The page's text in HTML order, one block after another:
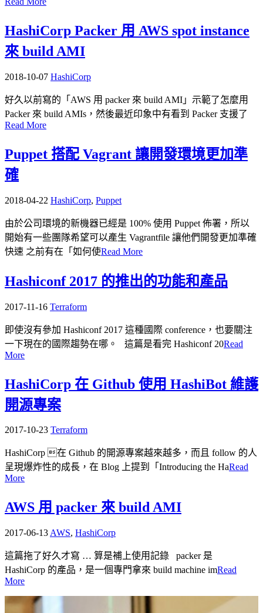
HashiCorp Packer 用 AWS spot instance
來 build AMI
2018-10-07 HashiCorp
好久以前寫的「AWS 用 packer 來 build AMI」示範了怎麼用
Packer 來 build AMIs，然後最近印象中有看到 Packer 支援了
Read More
Puppet 搭配 Vagrant 讓開發環境更加準
確
2018-04-22 HashiCorp, Puppet
由於公司環境的新機器已經是 100% 使用 Puppet 佈署，所以
開始有一些團隊希望可以產生 Vagrantfile 讓他們開發更加準確
快速 之前有在「如何使Read More
Hashiconf 2017 的推出的功能和產品
2017-11-16 Terraform
即使沒有參加 Hashiconf 2017 這種國際 conference，也要關注
一下現在的國際趨勢在哪。 這篇是看完 Hashiconf 20Read
More
HashiCorp 在 Github 使用 HashiBot 維護
開源專案
2017-10-23 Terraform
HashiCorp 在 Github 的開源專案越來越多，而且 follow 的人
呈現爆炸性的成長，在 Blog 上提到「Introducing the HaRead
More
AWS 用 packer 來 build AMI
2017-06-13 AWS, HashiCorp
這篇拖了好久才寫 … 算是補上使用記錄 packer 是
HashiCorp 的產品，是一個專門拿來 build machine imRead
More